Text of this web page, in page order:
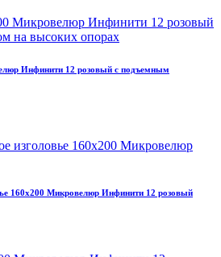
Инфинити 12 розовый с подъемным
160х200 Микровелюр Инфинити 12 розовый